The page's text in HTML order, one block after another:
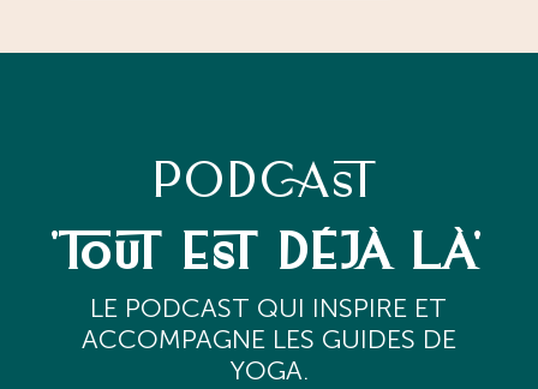
PODCAST
'TOUT EST DÉJÀ LÀ'
LE PODCAST QUI INSPIRE ET
ACCOMPAGNE LES GUIDES DE
YOGA.